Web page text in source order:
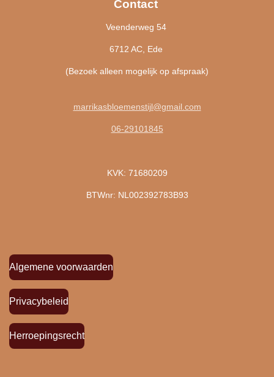
Contact
Veenderweg 54
6712 AC, Ede
(Bezoek alleen mogelijk op afspraak)
marrikasbloemenstijl@gmail.com
06-29101845
KVK: 71680209
BTWnr: NL002392783B93
Algemene voorwaarden
Privacybeleid
Herroepingsrecht